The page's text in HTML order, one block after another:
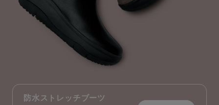
防水ストレッチブーツ